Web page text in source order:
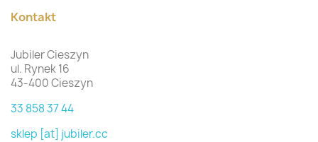
Kontakt
Jubiler Cieszyn
ul. Rynek 16
43-400 Cieszyn
33 858 37 44
sklep [at] jubiler.cc